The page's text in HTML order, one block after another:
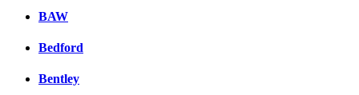
BAW
Bedford
Bentley